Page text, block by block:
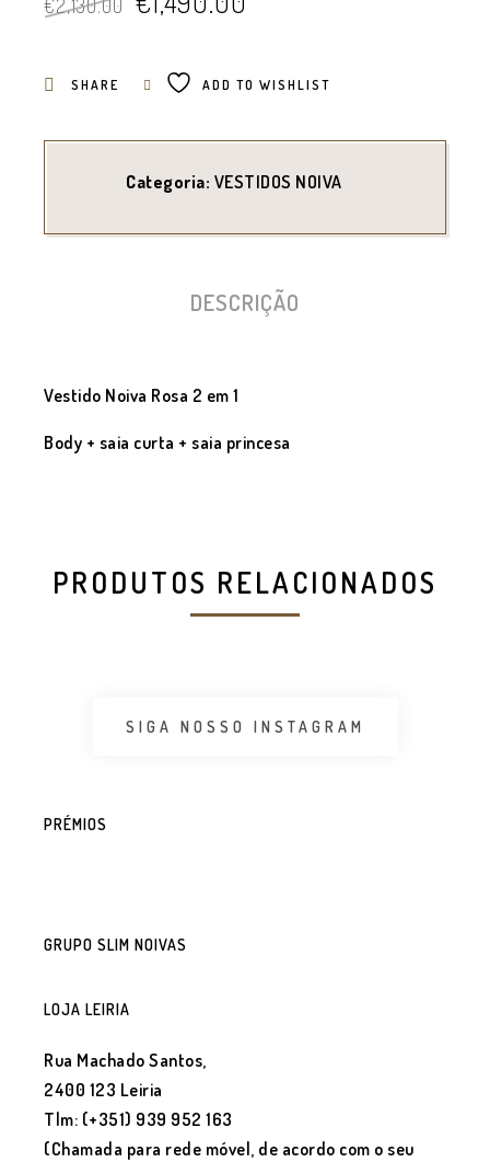
€2,130.00
original
atual
SHARE ADD TO WISHLIST
Categoria: VESTIDOS NOIVA
DESCRIÇÃO
Vestido Noiva Rosa 2 em 1
Body + saia curta + saia princesa
PRODUTOS RELACIONADOS
SIGA NOSSO INSTAGRAM
PRÉMIOS
GRUPO SLIM NOIVAS
LOJA LEIRIA
Rua Machado Santos,
2400 123 Leiria
Tlm: (+351) 939 952 163
(Chamada para rede móvel, de acordo com o seu